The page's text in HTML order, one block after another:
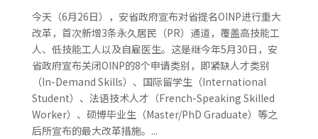
今天（6月26日），安省政府宣布对省提名OINP进行重大
改革，首次新增3条永久居民（PR）通道，覆盖高技能工
人、低技能工人以及自雇医生。这是继今年5月30日，安
省政府宣布关闭OINP的8个申请类别，即紧缺人才类别
（In-Demand Skills）、国际留学生（International
Student）、法语技术人才（French-Speaking Skilled
Worker）、硕博毕业生（Master/PhD Graduate）等之
后所宣布的最大改革措施。...